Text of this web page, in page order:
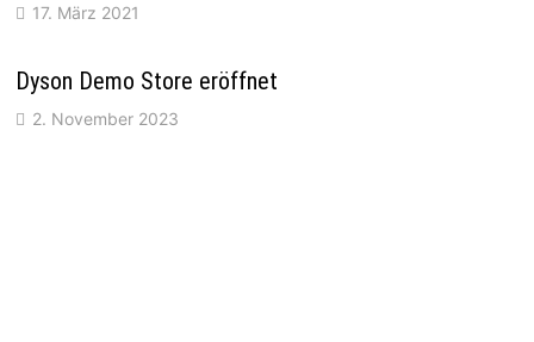
17. März 2021
Dyson Demo Store eröffnet
2. November 2023